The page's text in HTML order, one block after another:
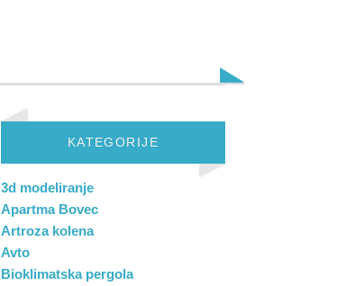
KATEGORIJE
3d modeliranje
Apartma Bovec
Artroza kolena
Avto
Bioklimatska pergola